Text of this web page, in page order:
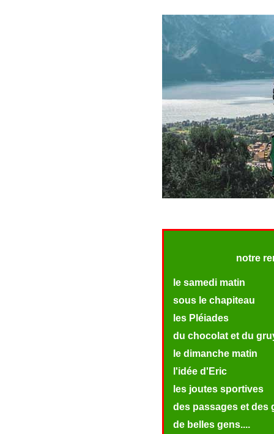
notre
le samedi matin
sous le chapiteau
les Pléiades
du chocolat et du
le dimanche matin
l'idée d'Eric
les joutes sportives
des passages et des
de belles gens....